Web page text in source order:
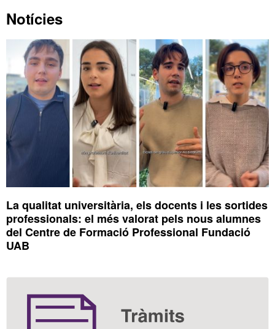
Informació
complementària
Notícies
La qualitat universitària, els docents i les sortides
professionals: el més valorat pels nous alumnes
del Centre de Formació Professional Fundació
UAB